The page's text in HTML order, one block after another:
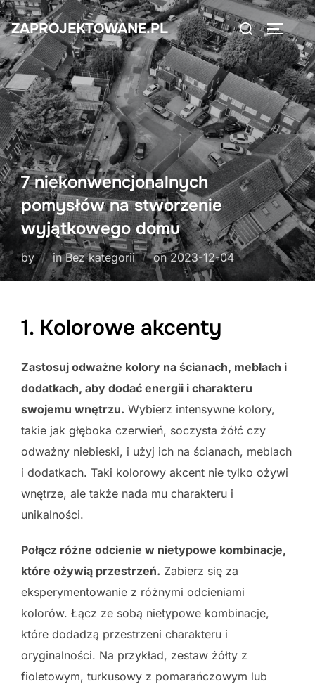
Skip
to
content
ZAPROJEKTOWANE.PL
Search
for:
7 niekonwencjonalnych
pomysłów na stworzenie
wyjątkowego domu
by in Bez kategorii onPosted
on
2023-12-04
1. Kolorowe akcenty
Zastosuj odważne kolory na ścianach, meblach i
dodatkach, aby dodać energii i charakteru
swojemu wnętrzu. Wybierz intensywne kolory,
takie jak głęboka czerwień, soczysta żółć czy
odważny niebieski, i użyj ich na ścianach, meblach
i dodatkach. Taki kolorowy akcent nie tylko ożywi
wnętrze, ale także nada mu charakteru i
unikalności.
Połącz różne odcienie w nietypowe kombinacje,
które ożywią przestrzeń. Zabierz się za
eksperymentowanie z różnymi odcieniami
kolorów. Łącz ze sobą nietypowe kombinacje,
które dodadzą przestrzeni charakteru i
oryginalności. Na przykład, zestaw żółty z
fioletowym, turkusowy z pomarańczowym lub